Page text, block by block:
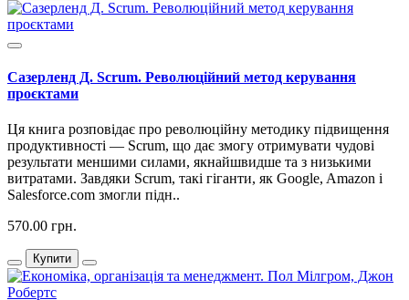
Сазерленд Д. Scrum. Революційний метод керування
проєктами
Ця книга розповідає про революційну методику підвищення
продуктивності — Scrum, що дає змогу отримувати чудові
результати меншими силами, якнайшвидше та з низькими
витратами. Завдяки Scrum, такі гіганти, як Google, Amazon і
Salesforce.com змогли підн..
570.00 грн.
Купити